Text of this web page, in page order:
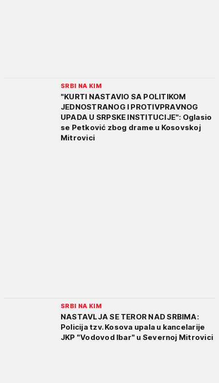
SRBI NA KIM
"KURTI NASTAVIO SA POLITIKOM
JEDNOSTRANOG I PROTIVPRAVNOG
UPADA U SRPSKE INSTITUCIJE": Oglasio
se Petković zbog drame u Kosovskoj
Mitrovici
SRBI NA KIM
NASTAVLJA SE TEROR NAD SRBIMA:
Policija tzv. Kosova upala u kancelarije
JKP "Vodovod Ibar" u Severnoj Mitrovici